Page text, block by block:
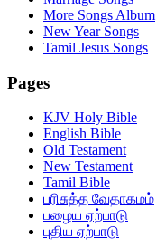
More Songs Album
New Year Songs
Tamil Jesus Songs
Pages
KJV Holy Bible
English Bible
Old Testament
New Testament
Tamil Bible
பரிசுத்த வேதாகமம்
பழைய ஏற்பாடு
புதிய ஏற்பாடு